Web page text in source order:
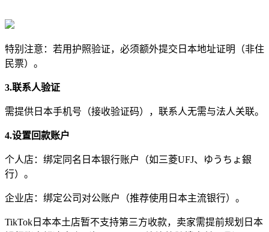
特别注意：若用护照验证，必须额外提交日本地址证明（非住
民票）。
3.联系人验证
需提供日本手机号（接收验证码），联系人无需与法人关联。
4.设置回款账户
个人店：绑定同名日本银行账户（如三菱UFJ、ゆうちょ銀
行）。
企业店：绑定公司对公账户（推荐使用日本主流银行）。
TikTok日本本土店暂不支持第三方收款，卖家需提前规划日本